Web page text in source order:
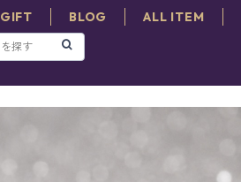
GIFT BLOG ALL ITEM